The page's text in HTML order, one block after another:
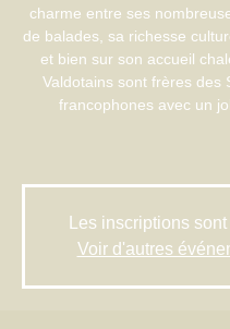
charme entre ses
de balades, sa richesse
et bien sur son accueil
Valdotains sont frères des
francophones avec un
Les inscriptions
Voir d'autres